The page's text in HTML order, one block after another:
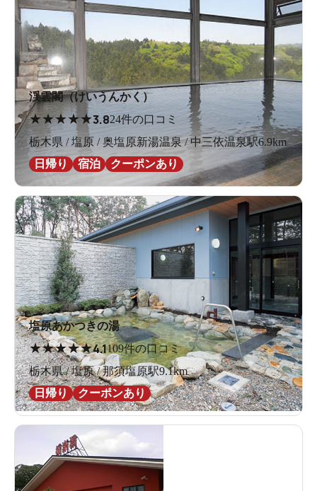
渓雲閣（けいうんかく）
★★★★★3.824件の口コミ
栃木県 / 塩原 / 奥塩原新湯温泉 / 中三依温泉駅6.9km
日帰り
宿泊 クーポンあり
塩原あかつきの湯
★★★★★4.1109件の口コミ
栃木県 / 塩原 / 那須塩原駅9.1km
日帰り
クーポンあり